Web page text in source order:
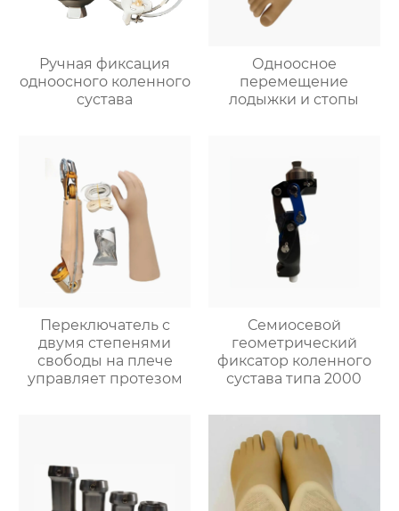
Ручная фиксация
одноосного коленного
сустава
Одноосное
перемещение
лодыжки и стопы
Переключатель с
двумя степенями
свободы на плече
управляет протезом
Семиосевой
геометрический
фиксатор коленного
сустава типа 2000